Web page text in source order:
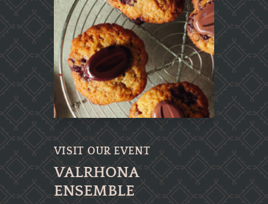
VISIT OUR EVENT
VALRHONA
ENSEMBLE